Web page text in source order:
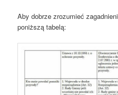
Aby dobrze zrozumieć
poniższą tabelą: